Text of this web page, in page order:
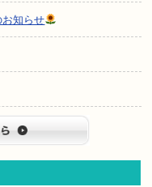
知らせ